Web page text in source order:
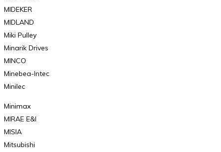
MIDEKER
MIDLAND
Miki Pulley
Minarik Drives
MINCO
Minebea-Intec
Minilec
Minimax
MIRAE E&I
MISIA
Mitsubishi